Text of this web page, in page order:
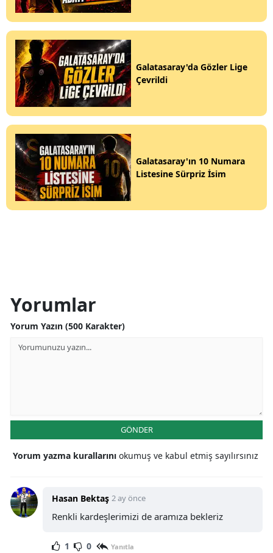
Galatasaray'da Gözler Lige
Çevrildi
Galatasaray'ın 10 Numara
Listesine Sürpriz İsim
Yorumlar
Yorum Yazın (500 Karakter)
GÖNDER
Yorum yazma kurallarını okumuş ve kabul etmiş sayılırsınız
Hasan Bektaş 2 ay önce
Renkli kardeşlerimizi de aramıza bekleriz
1 0 Yanıtla